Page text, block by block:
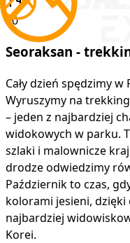
-
10
Seoraksan -
Cały dzień spędzimy
Wyruszymy na
– jeden z najbardziej
widokowych w parku.
szlaki i malownicze
drodze odwiedzimy
Październik to czas,
kolorami jesieni,
najbardziej
Korei.